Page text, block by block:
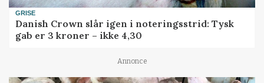
GRISE
Danish Crown slår igen i noteringsstrid: Tysk
gab er 3 kroner – ikke 4,30
Annonce